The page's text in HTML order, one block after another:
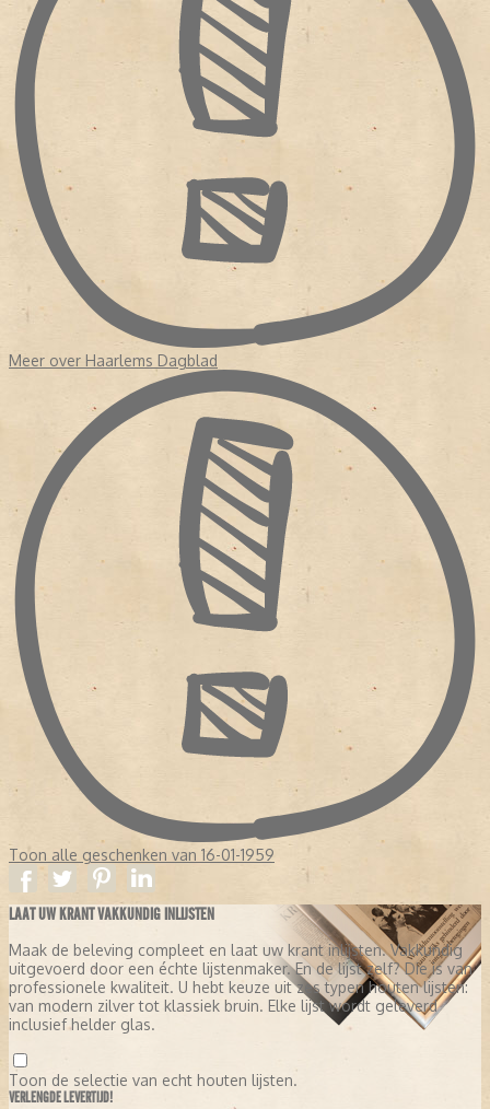
Meer over Haarlems Dagblad
Toon alle geschenken van 16-01-1959
LAAT UW KRANT VAKKUNDIG INLIJSTEN
Maak de beleving compleet en laat uw krant inlijsten. Vakkundig
uitgevoerd door een échte lijstenmaker. En de lijst zelf? Die is van
professionele kwaliteit. U hebt keuze uit zes typen houten lijsten:
van modern zilver tot klassiek bruin. Elke lijst wordt geleverd
inclusief helder glas.
Toon de selectie van echt houten lijsten.
VERLENGDE LEVERTIJD!